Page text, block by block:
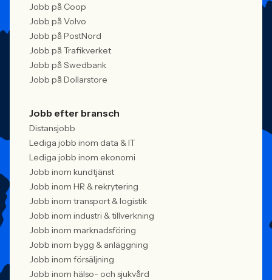
Jobb på Coop
Jobb på Volvo
Jobb på PostNord
Jobb på Trafikverket
Jobb på Swedbank
Jobb på Dollarstore
Jobb efter bransch
Distansjobb
Lediga jobb inom data & IT
Lediga jobb inom ekonomi
Jobb inom kundtjänst
Jobb inom HR & rekrytering
Jobb inom transport & logistik
Jobb inom industri & tillverkning
Jobb inom marknadsföring
Jobb inom bygg & anläggning
Jobb inom försäljning
Jobb inom hälso- och sjukvård